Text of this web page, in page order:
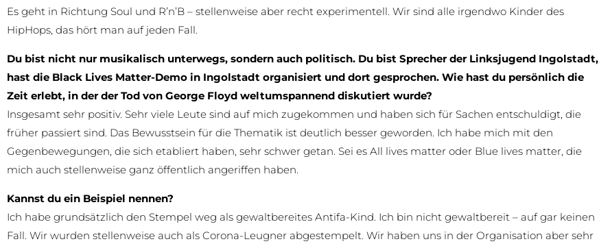
Es geht in Richtung Soul und R’n’B – stellenweise aber recht experimentell. Wir sind alle irgendwo Kinder des
HipHops, das hört man auf jeden Fall.
Du bist nicht nur musikalisch unterwegs, sondern auch politisch. Du bist Sprecher der Linksjugend Ingolstadt,
hast die Black Lives Matter-Demo in Ingolstadt organisiert und dort gesprochen. Wie hast du persönlich die
Zeit erlebt, in der der Tod von George Floyd weltumspannend diskutiert wurde?
Insgesamt sehr positiv. Sehr viele Leute sind auf mich zugekommen und haben sich für Sachen entschuldigt, die
früher passiert sind. Das Bewusstsein für die Thematik ist deutlich besser geworden. Ich habe mich mit den
Gegenbewegungen, die sich etabliert haben, sehr schwer getan. Sei es All lives matter oder Blue lives matter, die
mich auch stellenweise ganz öffentlich angeriffen haben.
Kannst du ein Beispiel nennen?
Ich habe grundsätzlich den Stempel weg als gewaltbereites Antifa-Kind. Ich bin nicht gewaltbereit – auf gar keinen
Fall. Wir wurden stellenweise auch als Corona-Leugner abgestempelt. Wir haben uns in der Organisation aber sehr